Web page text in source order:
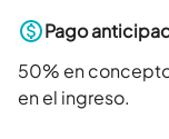
Pago
50% en
en el ingreso.